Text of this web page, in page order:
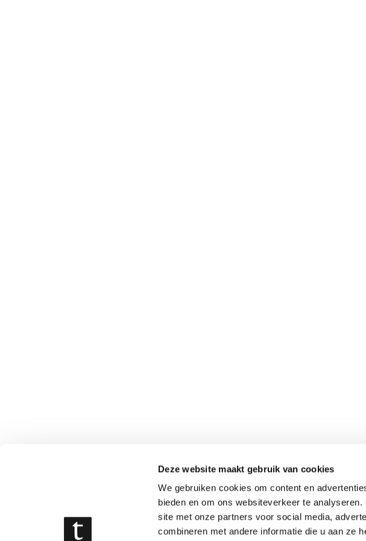
Deze website maakt gebruik van cookies
We gebruiken cookies om content en
bieden en om ons websiteverkeer te
site met onze partners voor social media,
combineren met andere informatie die u aan ze